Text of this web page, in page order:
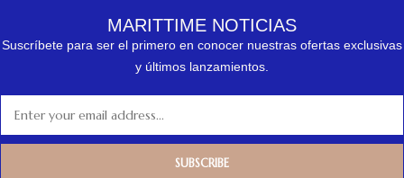
MARITTIME NOTICIAS
Suscríbete para ser el primero en conocer nuestras ofertas exclusivas
y últimos lanzamientos.